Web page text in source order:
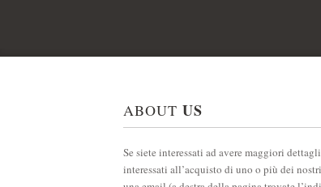
ABOUT US
Se siete interessati ad avere maggiori
interessati all’acquisto di uno o più dei